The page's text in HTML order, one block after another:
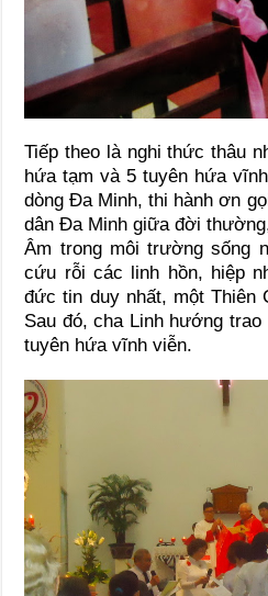
Tiếp theo là nghi thức thâu
hứa tạm và 5 tuyên hứa
dòng Đa Minh, thi hành ơn
dân Đa Minh giữa đời
Âm trong môi trường sống
cứu rỗi các linh hồn, hiệp
đức tin duy nhất, một Thiên
Sau đó, cha Linh hướng
tuyên hứa vĩnh viễn.